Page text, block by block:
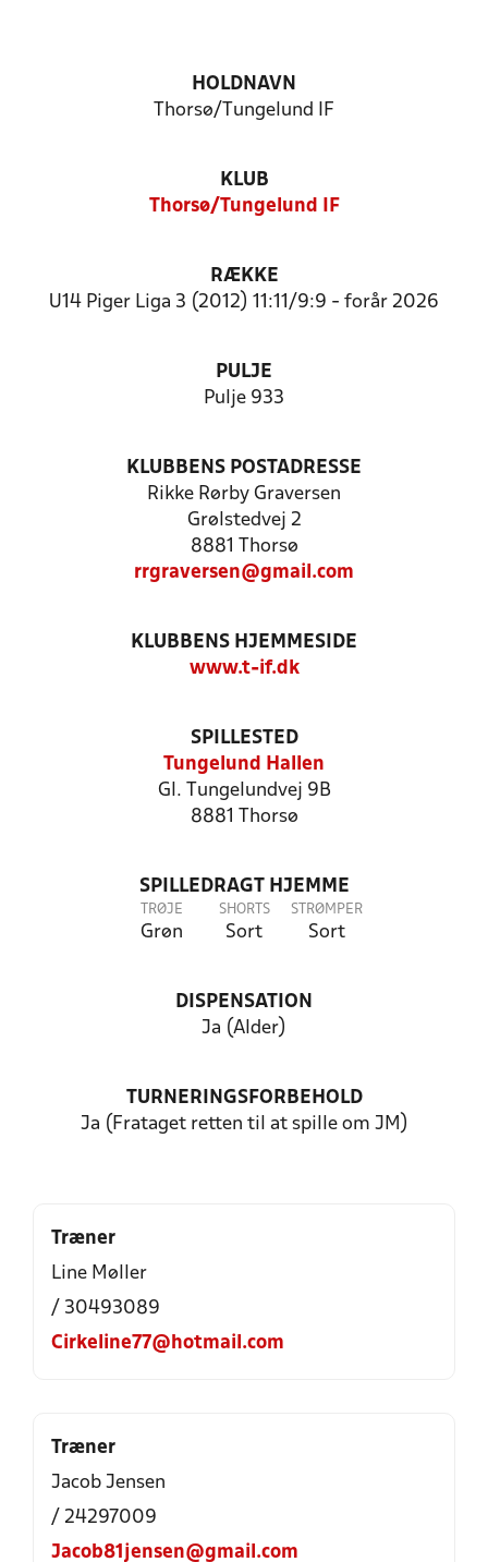
HOLDNAVN
Thorsø/Tungelund IF
KLUB
Thorsø/Tungelund IF
RÆKKE
U14 Piger Liga 3 (2012) 11:11/9:9 - forår 2026
PULJE
Pulje 933
KLUBBENS POSTADRESSE
Rikke Rørby Graversen
Grølstedvej 2
8881 Thorsø
rrgraversen@gmail.com
KLUBBENS HJEMMESIDE
www.t-if.dk
SPILLESTED
Tungelund Hallen
Gl. Tungelundvej 9B
8881 Thorsø
SPILLEDRAGT HJEMME
TRØJE
Grøn
SHORTS
Sort
STRØMPER
Sort
DISPENSATION
Ja (Alder)
TURNERINGSFORBEHOLD
Ja (Frataget retten til at spille om JM)
Træner
Line Møller
/ 30493089
Cirkeline77@hotmail.com
Træner
Jacob Jensen
/ 24297009
Jacob81jensen@gmail.com